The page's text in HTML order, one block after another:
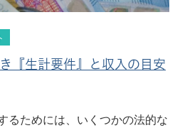
『生計要件』と収入の目安
るためには、いくつかの法的な